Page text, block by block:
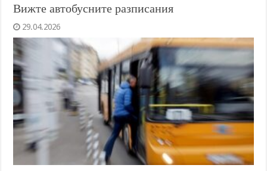
Вижте автобусните разписания
29.04.2026